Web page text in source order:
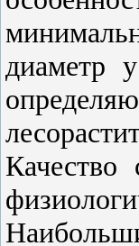
диаметр